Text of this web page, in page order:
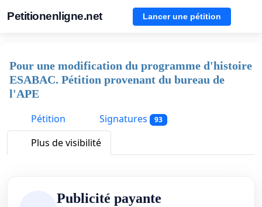
Petitionenligne.net Lancer une pétition
Pour une modification du programme d'histoire
ESABAC. Pétition provenant du bureau de
l'APE
Pétition
Signatures 93
Plus de visibilité
Publicité payante